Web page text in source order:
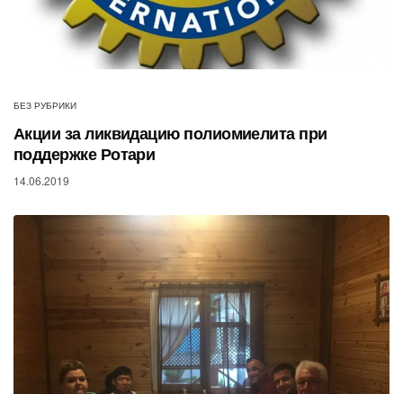
БЕЗ РУБРИКИ
Акции за ликвидацию полиомиелита при
поддержке Ротари
14.06.2019